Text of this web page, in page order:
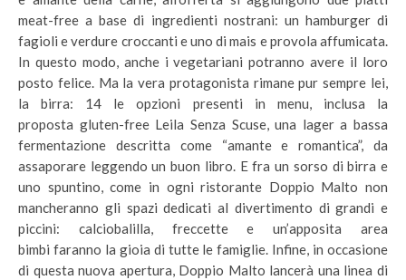
meat-free a base di ingredienti nostrani: un hamburger di
fagioli e verdure croccanti e uno di mais e provola affumicata.
In questo modo, anche i vegetariani potranno avere il loro
posto felice. Ma la vera protagonista rimane pur sempre lei,
la birra: 14 le opzioni presenti in menu, inclusa la
proposta gluten-free Leila Senza Scuse, una lager a bassa
fermentazione descritta come “amante e romantica”, da
assaporare leggendo un buon libro. E fra un sorso di birra e
uno spuntino, come in ogni ristorante Doppio Malto non
mancheranno gli spazi dedicati al divertimento di grandi e
piccini: calciobalilla, freccette e un’apposita area
bimbi faranno la gioia di tutte le famiglie. Infine, in occasione
di questa nuova apertura, Doppio Malto lancerà una linea di